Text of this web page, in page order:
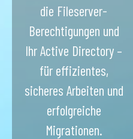
die Fileserver-
Berechtigungen und
Ihr Active Directory –
für effizientes,
sicheres Arbeiten und
erfolgreiche
Migrationen.